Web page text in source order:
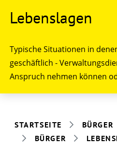
Lebenslagen
Typische Situationen in
geschäftlich -
Anspruch nehmen können
STARTSEITE
BÜRGER